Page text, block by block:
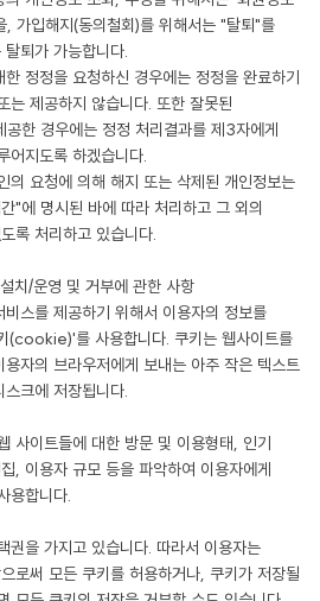
, 가입해지(동의철회)를 위해서는 "탈퇴"를
퇴가 가능합니다.
정정을 요청하신 경우에는 정정을 완료하기
는 제공하지 않습니다. 또한 잘못된
한 경우에는 정정 처리결과를 제3자에게
어지도록 하겠습니다.
의 요청에 의해 해지 또는 삭제된 개인정보는
"에 명시된 바에 따라 처리하고 그 외의
록 처리하고 있습니다.
치/운영 및 거부에 관한 사항
스를 제공하기 위해서 이용자의 정보를
(cookie)'를 사용합니다. 쿠키는 웹사이트를
자의 브라우저에게 보내는 아주 작은 텍스트
크에 저장됩니다.
사이트들에 대한 방문 및 이용형태, 인기
, 이용자 규모 등을 파악하여 이용자에게
용합니다.
권을 가지고 있습니다. 따라서 이용자는
로써 모든 쿠키를 허용하거나, 쿠키가 저장될